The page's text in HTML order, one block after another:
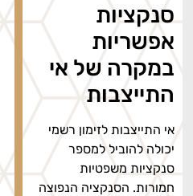
סנקציות
אפשריות
במקרה של אי
התייצבות
אי התייצבות לזימון רשמי
יכולה להוביל למספר
סנקציות משפטיות
חמורות. הסנקציה הנפוצה